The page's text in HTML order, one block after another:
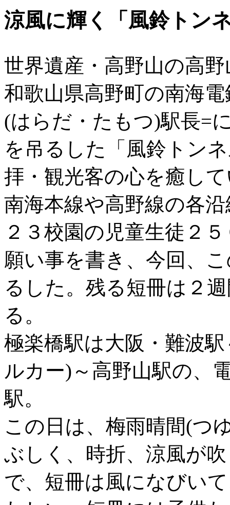
涼風に輝く「風鈴トン
世界遺産・高野山の高
和歌山県高野町の南海
(はらだ・たもつ)駅長=
を吊るした「風鈴トン
拝・観光客の心を癒し
南海本線や高野線の各
２３校園の児童生徒２
願い事を書き、今回、
るした。残る短冊は２
る。
極楽橋駅は大阪・難波
ルカー)～高野山駅の、
駅。
この日は、梅雨晴間(つ
ぶしく、時折、涼風が
で、短冊は風になびい